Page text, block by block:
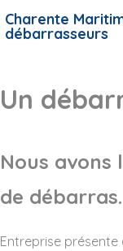
Charente
débarrasseurs
Un
Nous
de débarras.
Entreprise présente